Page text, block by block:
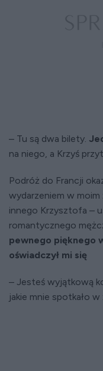
– Tu są dwa bilety.
na niego, a Krzyś
Podróż do Francji
wydarzeniem w moim
innego Krzysztofa –
romantycznego
pewnego pięknego
oświadczył mi się
– Jesteś wyjątkową
jakie mnie spotkało w